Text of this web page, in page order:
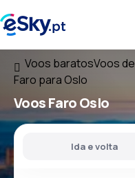
Voos baratosVoos
Faro para Oslo
VoosFaro Oslo
Ida e volta